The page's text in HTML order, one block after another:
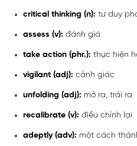
critical thinking (n): tư duy
assess (v): đánh giá
take action (phr.): thực hiện
vigilant (adj): cảnh giác
unfolding (adj): mở ra, trải ra
recalibrate (v): điều chỉnh lại
adeptly (adv): một cách